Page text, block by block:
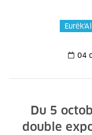
04
Du 5
double